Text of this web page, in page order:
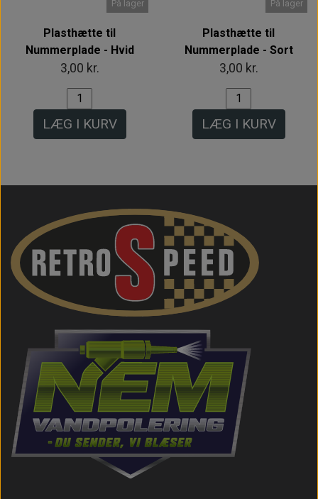
På lager
Plasthætte til
Nummerplade - Hvid
3,00 kr.
LÆG I KURV
På lager
Plasthætte til
Nummerplade - Sort
3,00 kr.
LÆG I KURV